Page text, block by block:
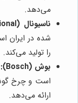
می‌دهد.
ناسیونال (National):
شده در ایران
را تولید می‌کند.
بوش (Bosch):
است و چرخ
ارائه می‌دهد.